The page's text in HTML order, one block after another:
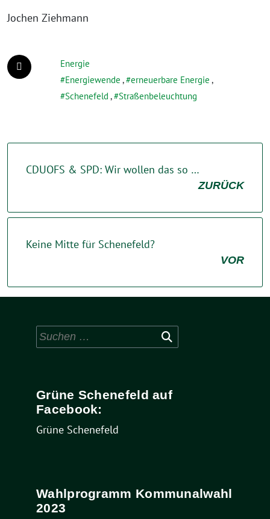
Jochen Ziehmann
Energie
Energiewende , erneuerbare Energie ,
Schenefeld , Straßenbeleuchtung
CDUOFS & SPD: Wir wollen das so …
ZURÜCK
Keine Mitte für Schenefeld?
VOR
Suchen
nach:
Grüne Schenefeld auf
Facebook:
Grüne Schenefeld
Wahlprogramm Kommunalwahl
2023